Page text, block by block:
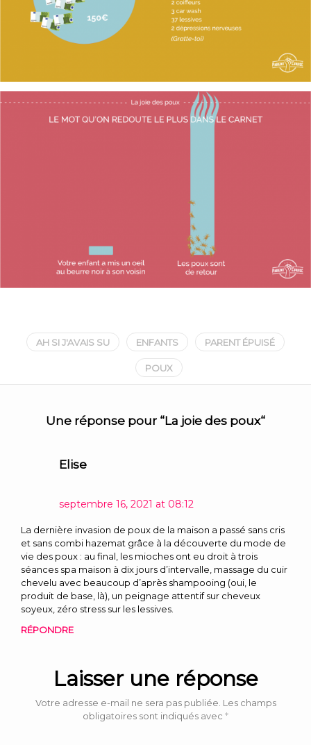
AH SI J'AVAIS SU ENFANTS PARENT ÉPUISÉ
POUX
Une réponse pour “La joie des poux“
Elise
septembre 16, 2021 at 08:12
La dernière invasion de poux de la maison a passé sans cris
et sans combi hazemat grâce à la découverte du mode de
vie des poux : au final, les mioches ont eu droit à trois
séances spa maison à dix jours d’intervalle, massage du cuir
chevelu avec beaucoup d’après shampooing (oui, le
produit de base, là), un peignage attentif sur cheveux
soyeux, zéro stress sur les lessives.
RÉPONDRE
Laisser une réponse
Votre adresse e-mail ne sera pas publiée. Les champs
obligatoires sont indiqués avec *